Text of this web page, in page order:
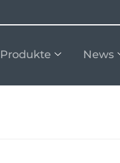
Produkte News